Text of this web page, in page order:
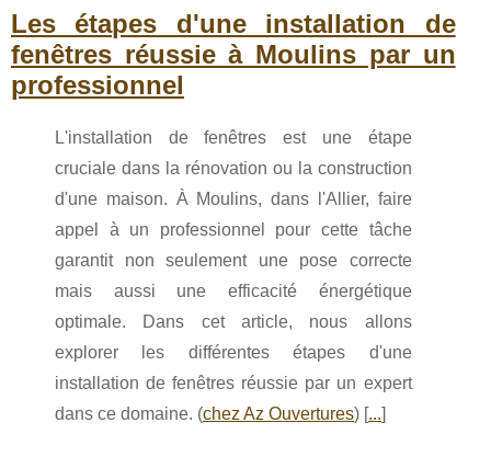
Les étapes d'une installation de
fenêtres réussie à Moulins par un
professionnel
L'installation de fenêtres est une étape
cruciale dans la rénovation ou la construction
d'une maison. À Moulins, dans l'Allier, faire
appel à un professionnel pour cette tâche
garantit non seulement une pose correcte
mais aussi une efficacité énergétique
optimale. Dans cet article, nous allons
explorer les différentes étapes d'une
installation de fenêtres réussie par un expert
dans ce domaine. (chez Az Ouvertures) [...]